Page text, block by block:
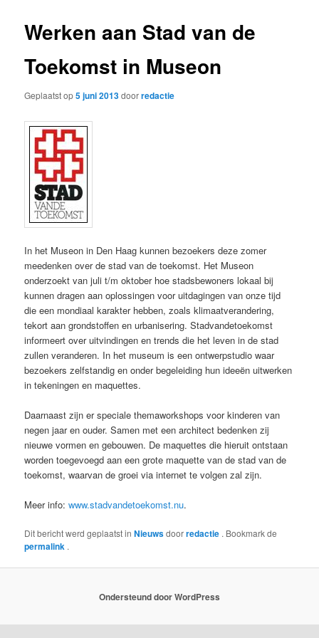
Werken aan Stad van de
Toekomst in Museon
Geplaatst op5 juni 2013doorredactie
In het Museon in Den Haag kunnen bezoekers deze zomer
meedenken over de stad van de toekomst. Het Museon
onderzoekt van juli t/m oktober hoe stadsbewoners lokaal bij
kunnen dragen aan oplossingen voor uitdagingen van onze tijd
die een mondiaal karakter hebben, zoals klimaatverandering,
tekort aan grondstoffen en urbanisering. Stadvandetoekomst
informeert over uitvindingen en trends die het leven in de stad
zullen veranderen. In het museum is een ontwerpstudio waar
bezoekers zelfstandig en onder begeleiding hun ideeën uitwerken
in tekeningen en maquettes.
Daarnaast zijn er speciale themaworkshops voor kinderen van
negen jaar en ouder. Samen met een architect bedenken zij
nieuwe vormen en gebouwen. De maquettes die hieruit ontstaan
worden toegevoegd aan een grote maquette van de stad van de
toekomst, waarvan de groei via internet te volgen zal zijn.
Meer info:www.stadvandetoekomst.nu.
Dit bericht werd geplaatst inNieuwsdoorredactie . Bookmark de
permalink .
Ondersteund door WordPress